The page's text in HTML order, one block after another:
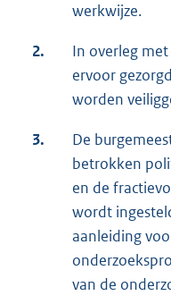
werkwijze.
2.
In overleg
ervoor
worden
3.
De
betrokken
en de
wordt
aanleiding
van de